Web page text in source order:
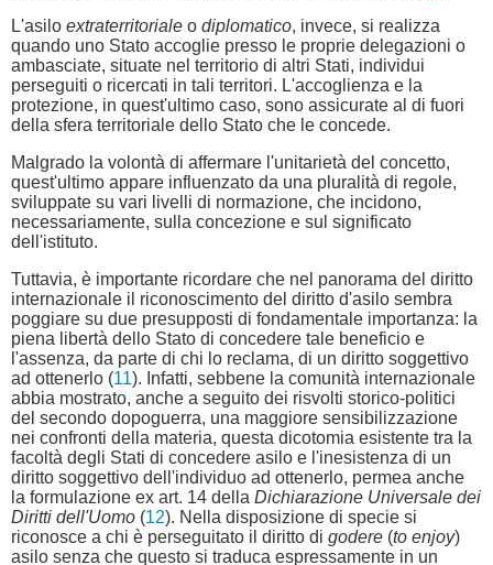
L'asilo extraterritoriale o diplomatico, invece, si realizza
quando uno Stato accoglie presso le proprie delegazioni o
ambasciate, situate nel territorio di altri Stati, individui
perseguiti o ricercati in tali territori. L'accoglienza e la
protezione, in quest'ultimo caso, sono assicurate al di fuori
della sfera territoriale dello Stato che le concede.
Malgrado la volontà di affermare l'unitarietà del concetto,
quest'ultimo appare influenzato da una pluralità di regole,
sviluppate su vari livelli di normazione, che incidono,
necessariamente, sulla concezione e sul significato
dell'istituto.
Tuttavia, è importante ricordare che nel panorama del diritto
internazionale il riconoscimento del diritto d'asilo sembra
poggiare su due presupposti di fondamentale importanza: la
piena libertà dello Stato di concedere tale beneficio e
l'assenza, da parte di chi lo reclama, di un diritto soggettivo
ad ottenerlo (11). Infatti, sebbene la comunità internazionale
abbia mostrato, anche a seguito dei risvolti storico-politici
del secondo dopoguerra, una maggiore sensibilizzazione
nei confronti della materia, questa dicotomia esistente tra la
facoltà degli Stati di concedere asilo e l'inesistenza di un
diritto soggettivo dell'individuo ad ottenerlo, permea anche
la formulazione ex art. 14 della Dichiarazione Universale dei
Diritti dell'Uomo (12). Nella disposizione di specie si
riconosce a chi è perseguitato il diritto di godere (to enjoy)
asilo senza che questo si traduca espressamente in un